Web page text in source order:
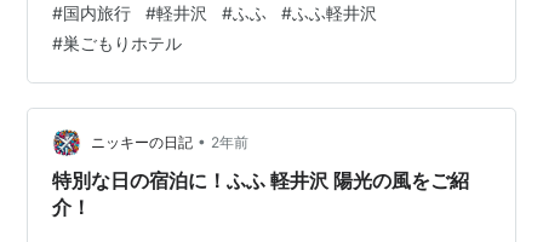
#国内旅行 #軽井沢 #ふふ #ふふ軽井沢
#巣ごもりホテル
ニッキーの日記 • 2年前
特別な日の宿泊に！ふふ 軽井沢 陽光の風をご紹
介！